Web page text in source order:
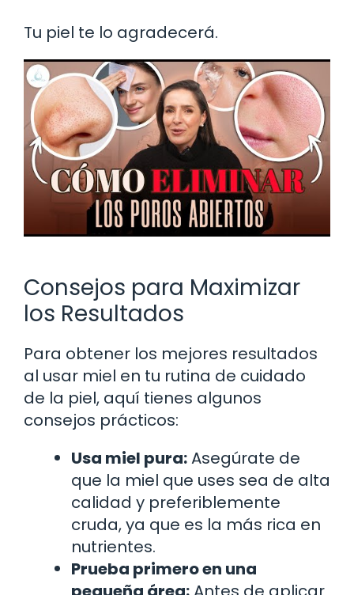
Tu piel te lo agradecerá.
Consejos para Maximizar
los Resultados
Para obtener los mejores resultados
al usar miel en tu rutina de cuidado
de la piel, aquí tienes algunos
consejos prácticos:
Usa miel pura:Asegúrate de
que la miel que uses sea de alta
calidad y preferiblemente
cruda, ya que es la más rica en
nutrientes.
Prueba primero en una